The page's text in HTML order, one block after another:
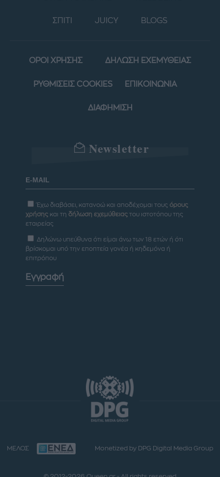
ΣΠΙΤΙ JUICY BLOGS
ΟΡΟΙ ΧΡΗΣΗΣ ΔΗΛΩΣΗ ΕΧΕΜΥΘΕΙΑΣ
ΡΥΘΜΙΣΕΙΣ COOKIES ΕΠΙΚΟΙΝΩΝΙΑ
ΔΙΑΦΗΜΙΣΗ
Newsletter
Έχω διαβάσει, κατανοώ και αποδέχομαι τους όρους
χρήσης και τη δήλωση εχεμύθειας του ιστοτόπου της
εταιρείας
Δηλώνω υπεύθυνα ότι είμαι άνω των 18 ετών ή ότι
βρίσκομαι υπό την εποπτεία γονέα ή κηδεμόνα ή
επιτρόπου
Εγγραφή
ΜΕΛΟΣ Monetized by DPG Digital Media Group